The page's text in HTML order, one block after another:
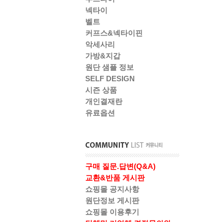
넥타이
벨트
커프스&넥타이핀
악세사리
가방&지갑
원단 샘플 정보
SELF DESIGN
시즌 상품
개인결재란
유료옵션
구매 질문.답변(Q&A)
교환&반품 게시판
쇼핑몰 공지사항
원단정보 게시판
쇼핑몰 이용후기